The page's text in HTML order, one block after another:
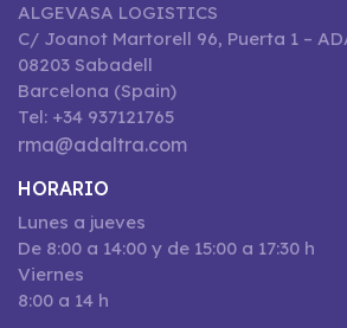
ALGEVASA LOGISTICS
C/ Joanot Martorell 96, Puerta 1 –
08203 Sabadell
Barcelona (Spain)
Tel: +34 937121765
rma@adaltra.com
HORARIO
Lunes a jueves
De 8:00 a 14:00 y de 15:00 a 17:30 h
Viernes
8:00 a 14 h